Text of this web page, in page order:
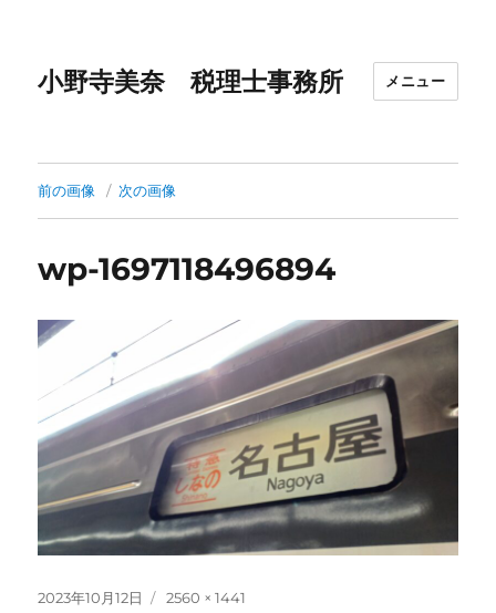
小野寺美奈 税理士事務所 メニュー
前の画像 次の画像
wp-1697118496894
投
2023年10月12日
フ
2560 × 1441